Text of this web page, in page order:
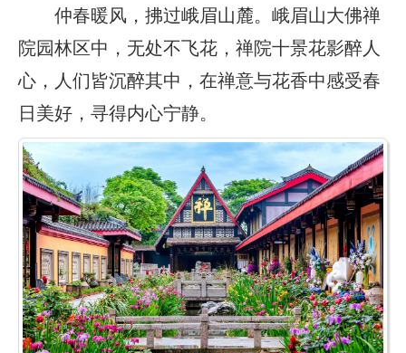
仲春暖风，拂过峨眉山麓。峨眉山大佛禅
院园林区中，无处不飞花，禅院十景花影醉人
心，人们皆沉醉其中，在禅意与花香中感受春
日美好，寻得内心宁静。